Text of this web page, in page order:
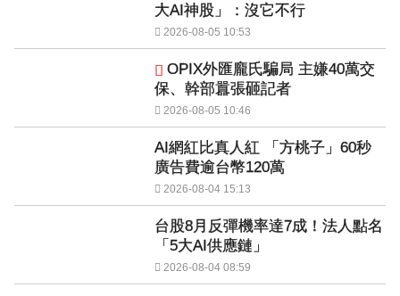
大AI神股」：沒它不行
2026-08-05 10:53
OPIX外匯龐氏騙局 主嫌40萬交
保、幹部囂張砸記者
2026-08-05 10:46
AI網紅比真人紅 「方桃子」60秒
廣告費逾台幣120萬
2026-08-04 15:13
台股8月反彈機率達7成！法人點名
「5大AI供應鏈」
2026-08-04 08:59